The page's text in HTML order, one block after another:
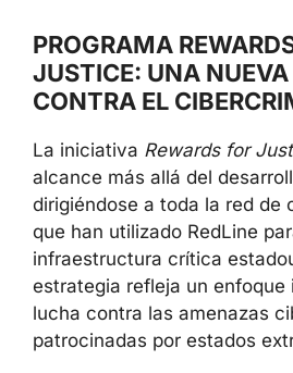
PROGRAMA
JUSTICE: UNA
CONTRA EL
La iniciativa Rewards for
alcance más allá del
dirigiéndose a toda la red de
que han utilizado RedLine
infraestructura crítica
estrategia refleja un enfoque
lucha contra las amenazas
patrocinadas por estados